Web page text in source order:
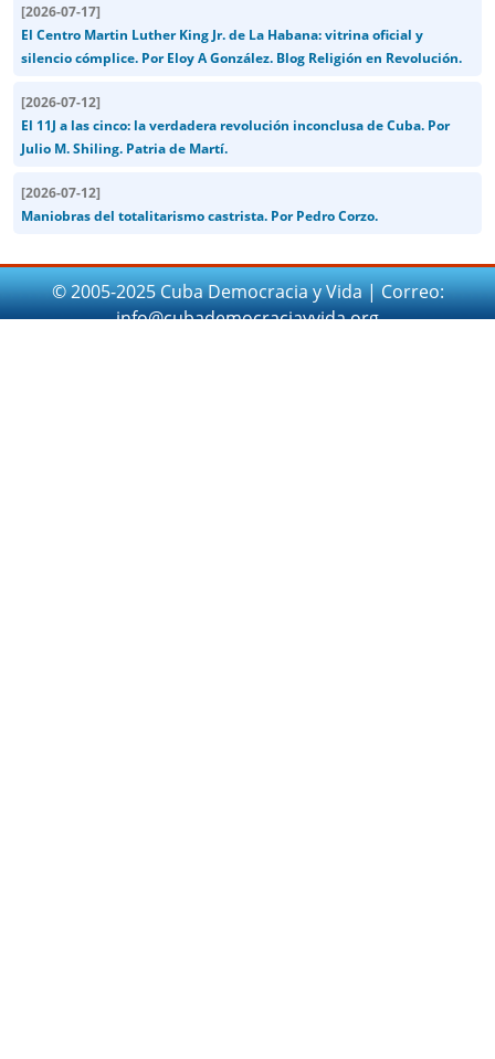
[2026-07-17]
El Centro Martin Luther King Jr. de La Habana: vitrina oficial y
silencio cómplice. Por Eloy A González. Blog Religión en Revolución.
[2026-07-12]
El 11J a las cinco: la verdadera revolución inconclusa de Cuba. Por
Julio M. Shiling. Patria de Martí.
[2026-07-12]
Maniobras del totalitarismo castrista. Por Pedro Corzo.
© 2005-2025 Cuba Democracia y Vida | Correo:
info@cubademocraciayvida.org